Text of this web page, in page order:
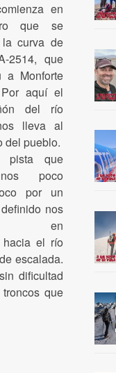
en
que se
curva de
2514, que
a Monforte
aquí el
del río
lleva al
del pueblo.
pista que
poco
por un
nos
en
hacia el río
escalada.
dificultad
que